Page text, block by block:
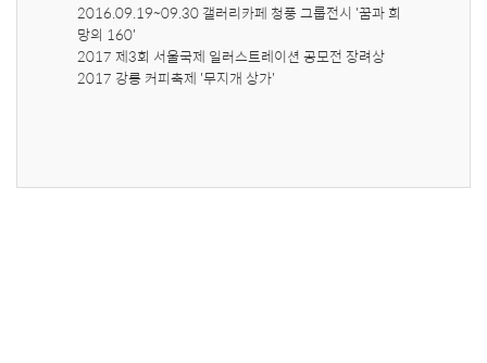
2016.09.19~09.30 갤러리카페 청풍 그룹전시 '꿈과 희
망의 160'
2017 제3회 서울국제 일러스트레이션 공모전 장려상
2017 강릉 커피축제 '무지개 상가'